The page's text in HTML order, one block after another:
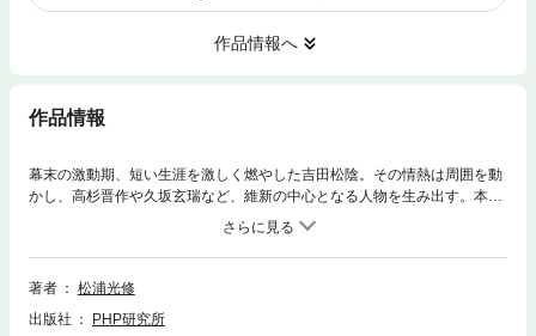
作品情報へ
作品情報
幕末の激動期、短い生涯を激しく燃やした吉田松陰。その情熱は周囲を動
かし、高杉晋作や久坂玄瑞など、維新の中心となる人物を生み出す。本書
は、松陰が、獄舎で処刑される前日の夕刻まで、自身の思いを発信し続け
た『留魂録』を現代訳し、解説。さらに、『留魂録』以前の手紙や論文の
中からも「死生観」をあらわした史料を選び加えた。また、一番弟子とも
いえる金子重之助、松陰の処刑後も自らの志を貫き維新を迎えた野村和作
きつつ、死によって、みずからの命が断ち切られるまで、“誠”の心のもと
著者
松浦光修
出版社
PHP研究所